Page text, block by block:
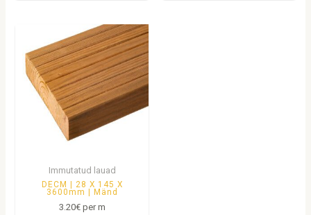
Immutatud lauad
DECM | 28 X 145 X
3600mm | Mänd
3.20€per m